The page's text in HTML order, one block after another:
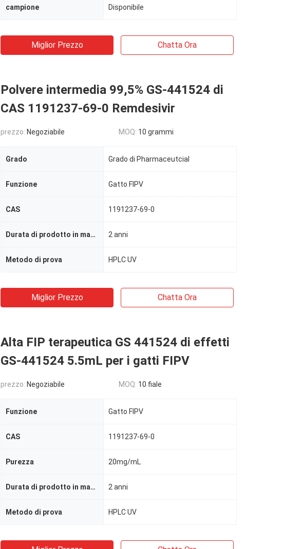
campione Disponibile
Miglior Prezzo Chatta Ora
Polvere intermedia 99,5% GS-441524 di
CAS 1191237-69-0 Remdesivir
prezzo: Negoziabile MOQ: 10 grammi
Grado Grado di Pharmaceutcial
Funzione Gatto FIPV
CAS 1191237-69-0
Durata di prodotto in magazzino 2 anni
Metodo di prova HPLC UV
Miglior Prezzo Chatta Ora
Alta FIP terapeutica GS 441524 di effetti
GS-441524 5.5mL per i gatti FIPV
prezzo: Negoziabile MOQ: 10 fiale
Funzione Gatto FIPV
CAS 1191237-69-0
Purezza 20mg/mL
Durata di prodotto in magazzino 2 anni
Metodo di prova HPLC UV